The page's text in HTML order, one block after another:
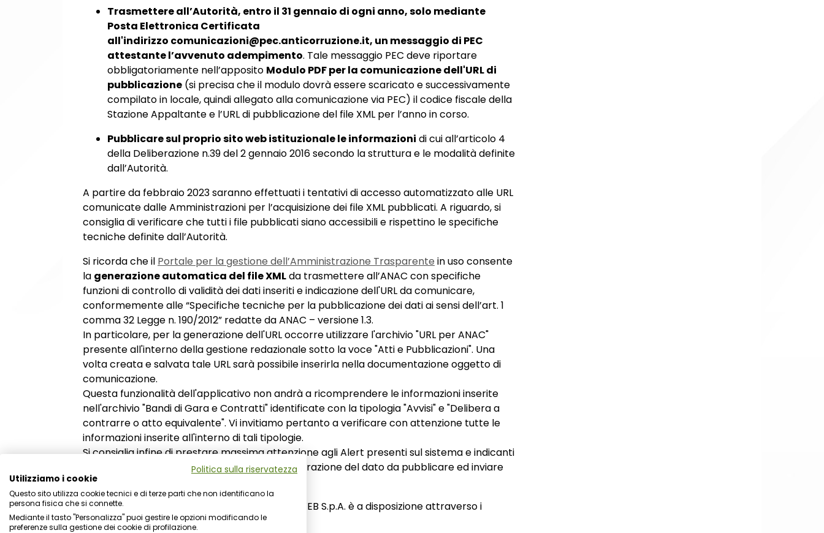
Trasmettere all’Autorità, entro il 31 gennaio di ogni anno, solo mediante
Posta Elettronica Certificata
all'indirizzo comunicazioni@pec.anticorruzione.it, un messaggio di PEC
attestante l’avvenuto adempimento. Tale messaggio PEC deve riportare
obbligatoriamente nell’apposito Modulo PDF per la comunicazione dell'URL di
pubblicazione (si precisa che il modulo dovrà essere scaricato e successivamente
compilato in locale, quindi allegato alla comunicazione via PEC) il codice fiscale della
Stazione Appaltante e l’URL di pubblicazione del file XML per l’anno in corso.
Pubblicare sul proprio sito web istituzionale le informazioni di cui all’articolo 4
della Deliberazione n.39 del 2 gennaio 2016 secondo la struttura e le modalità definite
dall’Autorità.
A partire da febbraio 2023 saranno effettuati i tentativi di accesso automatizzato alle URL
comunicate dalle Amministrazioni per l’acquisizione dei file XML pubblicati. A riguardo, si
consiglia di verificare che tutti i file pubblicati siano accessibili e rispettino le specifiche
tecniche definite dall’Autorità.
Si ricorda che il Portale per la gestione dell’Amministrazione Trasparente in uso consente
la generazione automatica del file XMLda trasmettere all’ANAC con specifiche
funzioni di controllo di validità dei dati inseriti e indicazione dell'URL da comunicare,
conformemente alle “Specifiche tecniche per la pubblicazione dei dati ai sensi dell’art. 1
comma 32 Legge n. 190/2012” redatte da ANAC – versione 1.3.
In particolare, per la generazione dell'URL occorre utilizzare l'archivio "URL per ANAC"
presente all'interno della gestione redazionale sotto la voce "Atti e Pubblicazioni". Una
volta creata e salvata tale URL sarà possibile inserirla nella documentazione oggetto di
comunicazione.
Questa funzionalità dell'applicativo non andrà a ricomprendere le informazioni inserite
nell'archivio "Bandi di Gara e Contratti" identificate con la tipologia "Avvisi" e "Delibera a
contrarre o atto equivalente". Vi invitiamo pertanto a verificare con attenzione tutte le
informazioni inserite all'interno di tali tipologie.
Si consiglia infine di prestare massima attenzione agli Alert presenti sul sistema e indicanti
i dati da correggere ai fini di una corretta generazione del dato da pubblicare ed inviare
ad ANAC.
Per ulteriori necessità di approfondimento ISWEB S.p.A. è a disposizione attraverso i
consueti canali di supporto.
Politica sulla riservatezza
Utilizziamo i cookie
Questo sito utilizza cookie tecnici e di terze parti che non identificano la
persona fisica che si connette.
Mediante il tasto "Personalizza" puoi gestire le opzioni modificando le
preferenze sulla gestione dei cookie di profilazione.